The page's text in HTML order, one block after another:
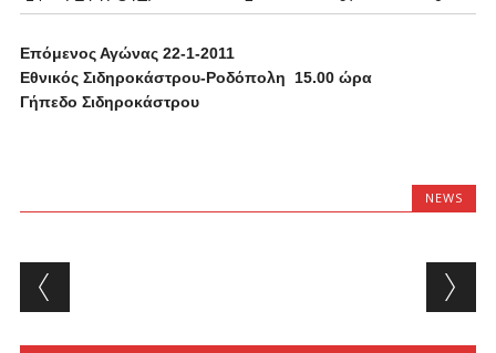
Επόμενος Αγώνας 22-1-2011
Εθνικός Σιδηροκάστρου-Ροδόπολη 15.00 ώρα
Γήπεδο Σιδηροκάστρου
NEWS
Post navigation